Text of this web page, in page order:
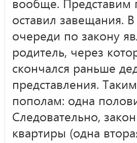
оставил завещания.
очереди по закону
родитель, через
скончался раньше
представления.
пополам: одна
Следовательно,
квартиры (одна